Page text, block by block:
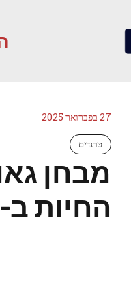
27 בפברואר 2025
טרנדים
מבחן
החיות ב-11 שניות